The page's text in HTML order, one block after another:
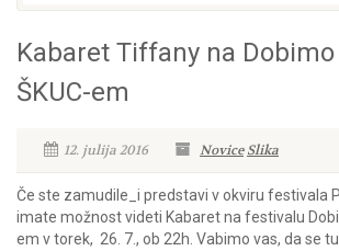
Kabaret Tiffany na Dobimo
ŠKUC-em
12. julija 2016 Novice Slika
Če ste zamudile_i predstavi v okviru festivala
imate možnost videti Kabaret na festivalu
em v torek, 26. 7., ob 22h. Vabimo vas, da se